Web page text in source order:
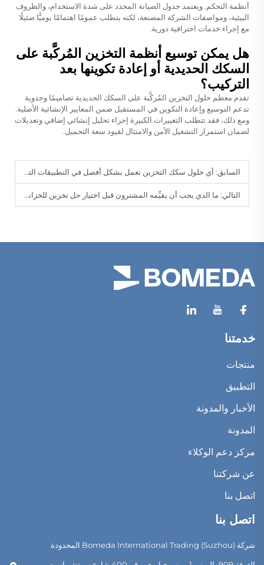
أنظمة التحكم. ويعتمد جدول الصيانة المحدد على شدة الاستخدام، والظروف
البيئية، ومواصفات الشركة المصنعة، لكنه يتطلب عمومًا اهتمامًا يوميًّا ضئيلًا
مع إجراء خدمات احترافية دورية.
هل يمكن توسيع أنظمة التخزين المُركَّبة على
السكك الحديدية أو إعادة تكوينها بعد
التركيب؟
تقدم معظم حلول التخزين المُركَّبة على السكك الحديدية تصاميمًا وحدوية
تدعم التوسيع وإعادة التكوين في المستقبل ضمن المعايير الإنشائية الأصلية.
ومع ذلك، فقد تتطلب التغييرات الكبيرة إجراء تحليل إنشائي إضافي وتعديلات
لضمان استمرار التشغيل الآمن والامتثال لقيود سعة التحميل.
السابق: أي حلول سكك التخزين تعمل بشكل أفضل في التطبيقات التجارية؟
التالي: ما الذي يجب أن يقيِّمه المشترون قبل اختيار حل تخزين للخزانة؟
خدمتنا
منتجات
التطبيق
الأخبار والمدونة
المدونة
مركز دعم الوكلاء
عن شركتنا
اتصل بنا
اتصل بنا
شركة Bomeda International Trading (Suzhou) المحدودة